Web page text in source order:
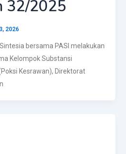
32/2025
2026
bersama PASI melakukan
Kelompok Substansi
Kesrawan), Direktorat